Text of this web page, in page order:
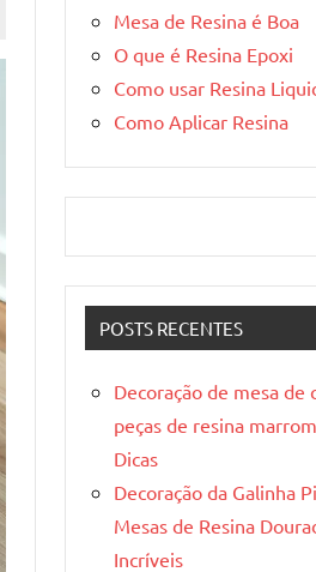
Mesa de Resina é Boa
O que é Resina Epoxi
Como usar Resina
Como Aplicar Resina
POSTS RECENTES
Decoração de mesa de
peças de resina
Dicas
Decoração da Galinha
Mesas de Resina
Incríveis